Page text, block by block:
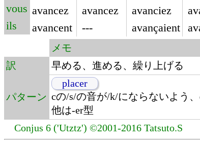
vous
ils
avancez
avancent
avancez
---
avanciez
avançaient
メモ
訳
早める、進める、繰り上げる
パターン
placer
cの/s/の音が/k/にならないよう
他は-er型
Conjus 6 ('Utztz') ©2001-2016 Tatsuto.S